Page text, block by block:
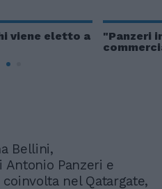
viene eletto a
"Panzeri
Bellini,
Panzeri e
nel Qatargate,